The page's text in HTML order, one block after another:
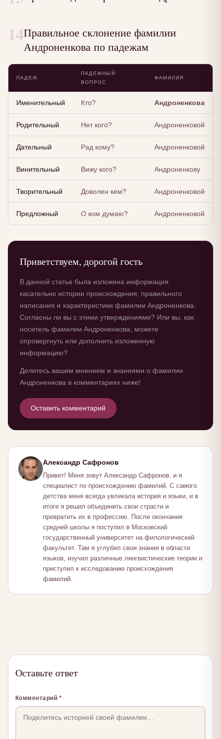
14Правильное склонение фамилии
Андроненкова по падежам
ПАДЕЖ
ПАДЕЖНЫЙ
ВОПРОС
ФАМИЛИЯ
Именительный Кто? Андроненкова
Родительный Нет кого? Андроненковой
Дательный Рад кому? Андроненковой
Винительный Вижу кого? Андроненкову
Творительный Доволен кем? Андроненковой
Предложный О ком думаю? Андроненковой
Приветствуем, дорогой гость
В данной статье была изложена информация
касательно истории происхождения, правильного
написания и характеристики фамилии Андроненкова.
Согласны ли вы с этими утверждениями? Или вы, как
носитель фамилии Андроненкова, можете
опровергнуть или дополнить изложенную
информацию?
Делитесь вашим мнением и знаниями о фамилии
Андроненкова в комментариях ниже!
Оставить комментарий
Александр Сафронов
Привет! Меня зовут Александр Сафронов, и я
специалист по происхождению фамилий. С самого
детства меня всегда увлекала история и языки, и в
итоге я решил объединить свои страсти и
превратить их в профессию. После окончания
средней школы я поступил в Московский
государственный университет на филологический
факультет. Там я углубил свои знания в области
языков, изучил различные лингвистические теории и
приступил к исследованию происхождения
фамилий.
Оставьте ответ
Комментарий *